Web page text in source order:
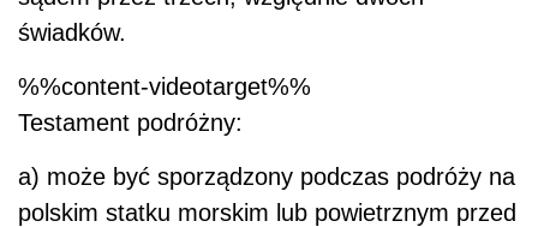
świadków.
%%content-videotarget%%
Testament podróżny:
a) może być sporządzony podczas podróży na
polskim statku morskim lub powietrznym przed